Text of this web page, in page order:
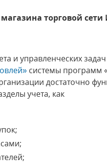
торговой
и управленческих
системы программ
достаточно
учета, как